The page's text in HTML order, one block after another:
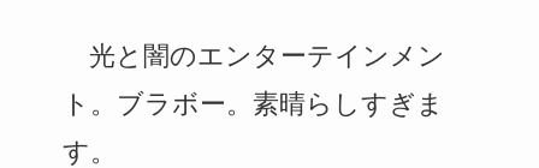
光と闇のエンターテインメン
ト。ブラボー。素晴らしすぎま
す。